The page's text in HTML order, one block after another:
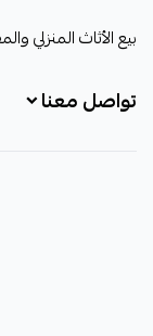
ديكورا
بيع الأثاث المنزلي
تواصل معنا